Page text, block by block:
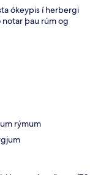
ókeypis í herbergi
þau rúm og
rýmum